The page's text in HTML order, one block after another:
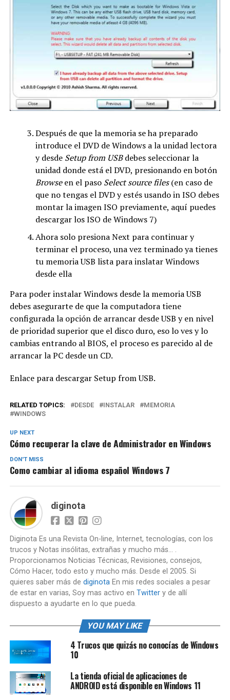
Después de que la memoria se ha preparado
introduce el DVD de Windows a la unidad lectora
y desde Setup from USBdebes seleccionar la
unidad donde está el DVD, presionando en botón
Browseen el paso Select source files(en caso de
que no tengas el DVD y estés usando in ISO debes
montar la imagen ISO previamente, aquí puedes
descargar los ISO de Windows 7)
Ahora solo presiona Next para continuar y
terminar el proceso, una vez terminado ya tienes
tu memoria USB lista para inslatar Windows
desde ella
Para poder instalar Windows desde la memoria USB
debes asegurarte de que la computadora tiene
configurada la opción de arrancar desde USB y en nivel
de prioridad superior que el disco duro, eso lo ves y lo
cambias entrando al BIOS, el proceso es parecido al de
arrancar la PC desde un CD.
Enlace para descargar Setup from USB.
RELATED TOPICS: DESDE INSTALAR
MEMORIA
WINDOWS
UP NEXT
Cómo recuperar la clave de Administrador en Windows
DON'T MISS
Como cambiar al idioma español Windows 7
diginota
Diginota Es una Revista On-line, Internet, tecnologías, con los
trucos y Notas insólitas, extrañas y mucho más... .
Proporcionamos Noticias Técnicas, Revisiones, consejos,
Cómo Hacer, todo esto y mucho más. Desde el 2005. Si
quieres saber más de diginotaEn mis redes sociales a pesar
de estar en varias, Soy mas activo en Twittery de allí
dispuesto a ayudarte en lo que pueda.
YOU MAY LIKE
4 Trucos que quizás no conocías de Windows
10
La tienda oficial de aplicaciones de
ANDROID está disponible en Windows 11